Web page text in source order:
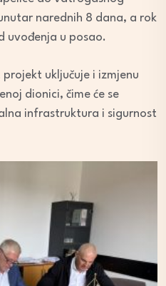
narednih 8 dana, a rok
uvođenja u posao.
uključuje i izmjenu
dionici, čime će se
infrastruktura i sigurnost